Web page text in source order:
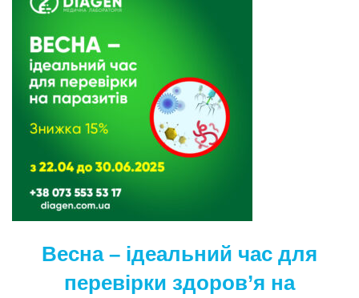
Весна – ідеальний час для
перевірки здоров’я на